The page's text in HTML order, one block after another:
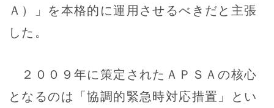
Ａ）」を本格的に運用させるべきだと主張
した。
２００９年に策定されたＡＰＳＡの核心
となるのは「協調的緊急時対応措置」とい